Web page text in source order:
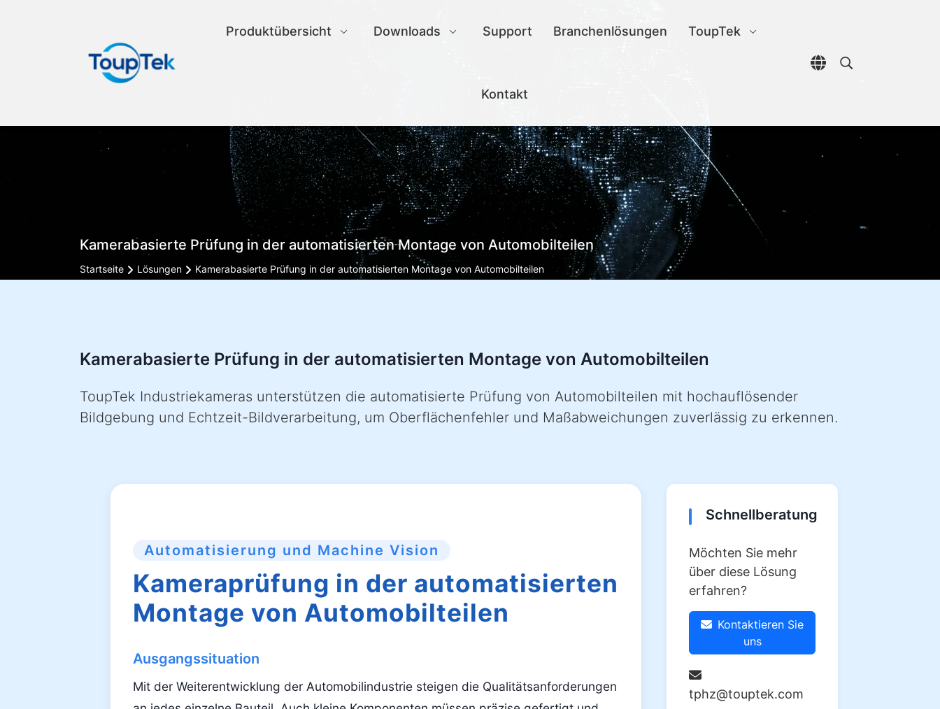
Produktübersicht Downloads Support Branchenlösungen ToupTek
Kontakt
Sprachauswahl
Open search
Kamerabasierte Prüfung in der automatisierten Montage von Automobilteilen
Startseite Lösungen Kamerabasierte Prüfung in der automatisierten Montage von Automobilteilen
Kamerabasierte Prüfung in der automatisierten Montage von Automobilteilen
ToupTek Industriekameras unterstützen die automatisierte Prüfung von Automobilteilen mit hochauflösender
Bildgebung und Echtzeit-Bildverarbeitung, um Oberflächenfehler und Maßabweichungen zuverlässig zu erkennen.
Automatisierung und Machine Vision
Kameraprüfung in der automatisierten
Montage von Automobilteilen
Ausgangssituation
Mit der Weiterentwicklung der Automobilindustrie steigen die Qualitätsanforderungen
Schnellberatung
Möchten Sie mehr
über diese Lösung
erfahren?
Kontaktieren Sie
uns
tphz@touptek.com